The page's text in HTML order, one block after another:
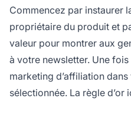
Commencez par instaurer
propriétaire du produit et
valeur pour montrer aux
à votre newsletter. Une
marketing d’affiliation dans
sélectionnée. La règle d’or